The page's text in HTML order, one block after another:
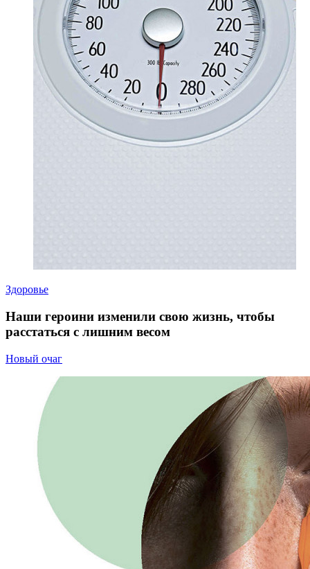
Здоровье
Наши героини изменили свою жизнь, чтобы
расстаться с лишним весом
Новый очаг